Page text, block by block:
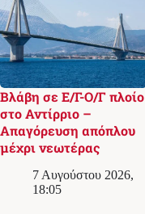
Βλάβη σε Ε/Γ-Ο/Γ πλοίο
στο Αντίρριο –
Απαγόρευση απόπλου
μέχρι νεωτέρας
7 Αυγούστου 2026,
18:05